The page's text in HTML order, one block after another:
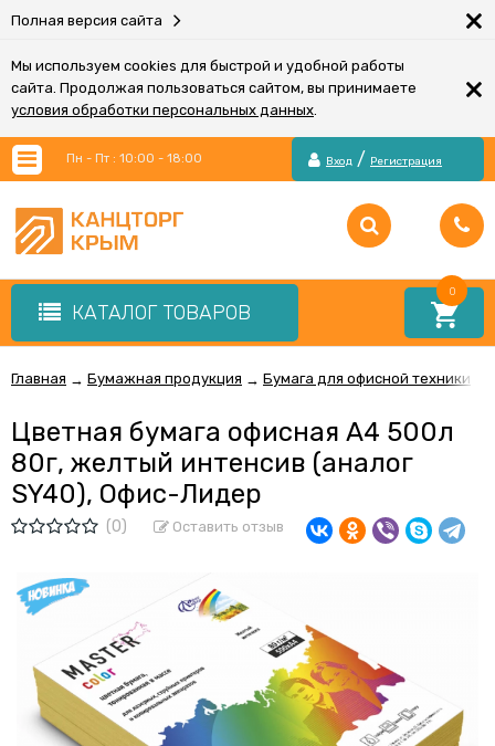
Полная версия сайта ×
Мы используем cookies для быстрой и удобной работы
сайта. Продолжая пользоваться сайтом, вы принимаете
условия обработки персональных данных.
×
Пн - Пт : 10:00 - 18:00 Вход / Регистрация
КАТАЛОГ ТОВАРОВ
0
Главная → Бумажная продукция → Бумага для офисной техники
Цветная бумага офисная А4 500л
80г, желтый интенсив (аналог
SY40), Офис-Лидер
(0) Оставить отзыв